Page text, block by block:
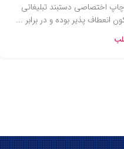
ارزان 2019 با امکان چاپ اختصاصی دستبند تبلیغاتی
انعطاف پذیر بوده و در برابر ...